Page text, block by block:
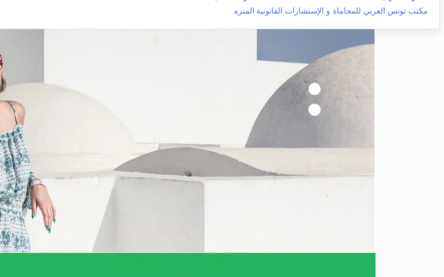
مكتب تونس العربي للمحاماة و الإستشارات القانونية المنزه